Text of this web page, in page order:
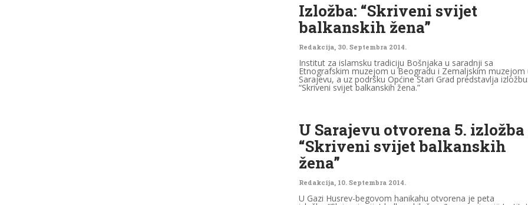
Izložba: “Skriveni svijet
balkanskih žena”
Redakcija, 30. Septembra 2014.
Institut za islamsku tradiciju Bošnjaka u saradnji sa
Etnografskim muzejom u Beogradu i Zemaljskim muzejom
Sarajevu, a uz podršku Općine Stari Grad predstavlja izložbu:
“Skriveni svijet balkanskih žena.”
U Sarajevu otvorena 5. izložba
“Skriveni svijet balkanskih
žena”
Redakcija, 10. Septembra 2014.
U Gazi Husrev-begovom hanikahu otvorena je peta